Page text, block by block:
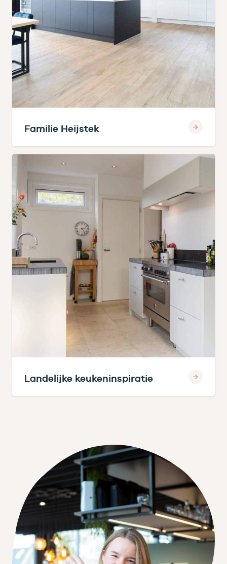
Familie Heijstek
Landelijke keukeninspiratie